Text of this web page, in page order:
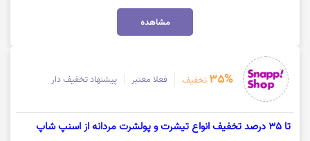
مشاهده
35% تخفیف فعلا معتبر پیشنهاد تخفیف دار
تا 35 درصد تخفیف انواع تیشرت و پولشرت مردانه از اسنپ شاپ